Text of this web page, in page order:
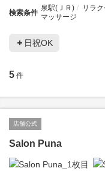
検索条件
泉駅(ＪＲ) リラ
マッサージ
日祝OK
5 件
店舗公式
Salon Puna